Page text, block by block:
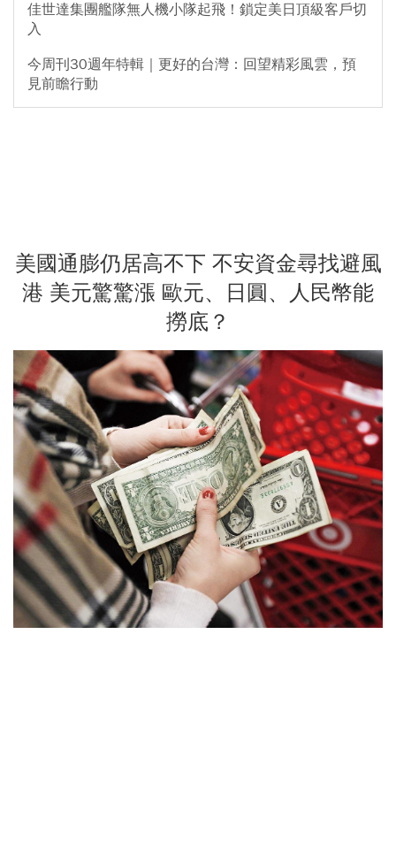
佳世達集團艦隊無人機小隊起飛！鎖定美日頂級客戶切
入
今周刊30週年特輯｜更好的台灣：回望精彩風雲，預
見前瞻行動
美國通膨仍居高不下 不安資金尋找避風
港 美元驚驚漲 歐元、日圓、人民幣能
撈底？